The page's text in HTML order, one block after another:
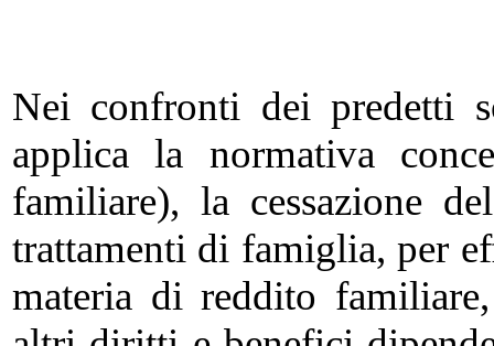
Nei confronti dei predetti
applica la normativa
familiare), la cessazione
trattamenti di famiglia, per
materia di reddito